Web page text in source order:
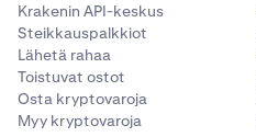
Krakenin API-keskus
Steikkauspalkkiot
Lähetä rahaa
Toistuvat ostot
Osta kryptovaroja
Myy kryptovaroja